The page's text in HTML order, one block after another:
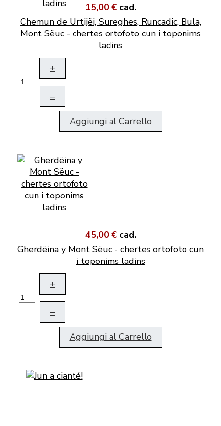
15,00 € cad.
Chemun de Urtijëi, Sureghes, Runcadic, Bula,
Mont Sëuc - chertes ortofoto cun i toponims
ladins
+
–
Aggiungi al Carrello
45,00 € cad.
Gherdëina y Mont Sëuc - chertes ortofoto cun
i toponims ladins
+
–
Aggiungi al Carrello